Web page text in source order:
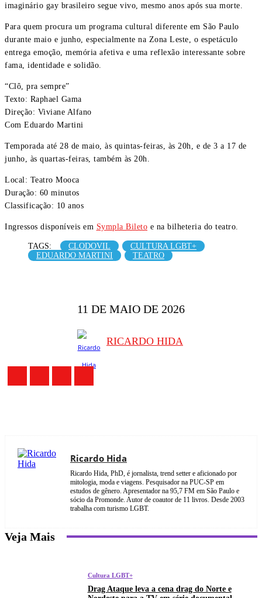
imaginário gay brasileiro segue vivo, mesmo anos após sua morte.
Para quem procura um programa cultural diferente em São Paulo
durante maio e junho, especialmente na Zona Leste, o espetáculo
entrega emoção, memória afetiva e uma reflexão interessante sobre
fama, identidade e solidão.
“Clô, pra sempre”
Texto: Raphael Gama
Direção: Viviane Alfano
Com Eduardo Martini
Temporada até 28 de maio, às quintas-feiras, às 20h, e de 3 a 17 de
junho, às quartas-feiras, também às 20h.
Local: Teatro Mooca
Duração: 60 minutos
Classificação: 10 anos
Ingressos disponíveis em Sympla Bileto e na bilheteria do teatro.
TAGS: CLODOVIL
CULTURA LGBT+
EDUARDO MARTINI
TEATRO
11 DE MAIO DE 2026
RICARDO HIDA
Ricardo Hida
Ricardo Hida, PhD, é jornalista, trend setter e aficionado por
mitologia, moda e viagens. Pesquisador na PUC-SP em
estudos de gênero. Apresentador na 95,7 FM em São Paulo e
sócio da Promonde. Autor de coautor de 11 livros. Desde 2003
trabalha com turismo LGBT.
Veja Mais
Cultura LGBT+
Drag Ataque leva a cena drag do Norte e